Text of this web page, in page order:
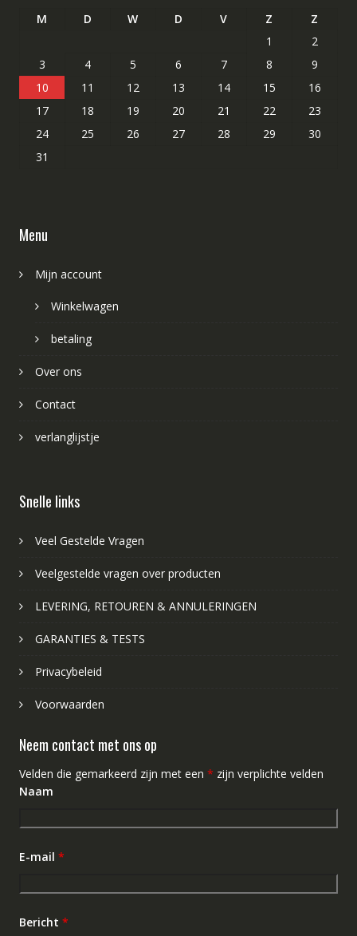
M D W D V Z
Z
1
2
3
4 5 6 7 8
9
10
11 12 13 14 15
16
17
18 19 20 21 22
23
24
25 26 27 28 29
30
31
Menu
Mijn account
Winkelwagen
betaling
Over ons
Contact
verlanglijstje
Snelle links
Veel Gestelde Vragen
Veelgestelde vragen over producten
LEVERING, RETOUREN & ANNULERINGEN
GARANTIES & TESTS
Privacybeleid
Voorwaarden
Neem contact met ons op
Velden die gemarkeerd zijn met een * zijn verplichte velden
Naam
E-mail *
Bericht *